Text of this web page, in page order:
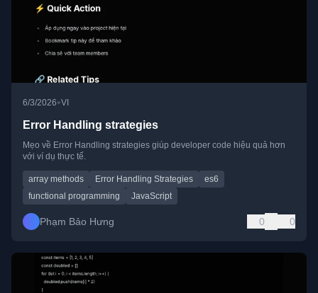
6/3/2026•VI
Error Handling strategies
Mẹo về Error Handling strategies giúp developer code hiệu quả hơn
với ví dụ thực tế.
array methods Error Handling Strategies
es6
functional programming
JavaScript
Phạm Bảo Hưng 0 0